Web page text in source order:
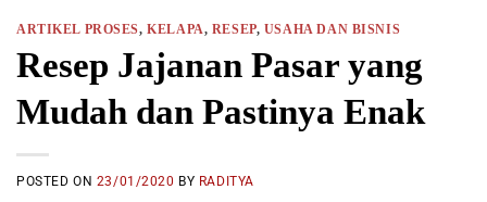
ARTIKEL PROSES,KELAPA, RESEP, USAHA DAN BISNIS
Resep Jajanan Pasar yang
Mudah dan Pastinya Enak
POSTED ON 23/01/2020 BY RADITYA